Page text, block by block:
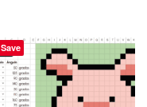
Save